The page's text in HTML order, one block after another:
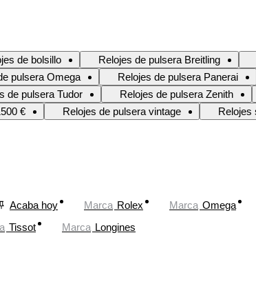
de bolsillo Relojes de pulsera Breitling
pulsera Omega Relojes de pulsera Panerai
de pulsera Tudor Relojes de pulsera Zenith
€
Relojes de pulsera vintage Relojes
Acaba hoy Marca Rolex Marca Omega
Tissot Marca Longines